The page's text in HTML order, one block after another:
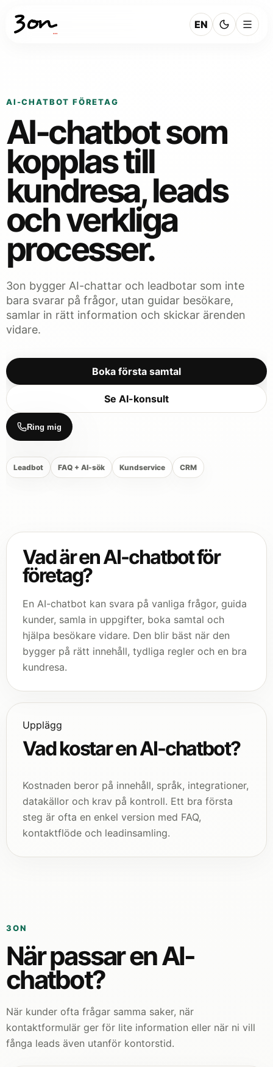
EN
AI-CHATBOT FÖRETAG
AI-chatbot som
kopplas till
kundresa, leads
och verkliga
processer.
3on bygger AI-chattar och leadbotar som inte
bara svarar på frågor, utan guidar besökare,
samlar in rätt information och skickar ärenden
vidare.
Boka första samtal
Se AI-konsult
Ring mig
Leadbot FAQ + AI-sök Kundservice CRM
Vad är en AI-chatbot för
företag?
En AI-chatbot kan svara på vanliga frågor, guida
kunder, samla in uppgifter, boka samtal och
hjälpa besökare vidare. Den blir bäst när den
bygger på rätt innehåll, tydliga regler och en bra
kundresa.
Upplägg
Vad kostar en AI-chatbot?
Kostnaden beror på innehåll, språk, integrationer,
datakällor och krav på kontroll. Ett bra första
steg är ofta en enkel version med FAQ,
kontaktflöde och leadinsamling.
3ON
När passar en AI-
chatbot?
När kunder ofta frågar samma saker, när
kontaktformulär ger för lite information eller när ni vill
fånga leads även utanför kontorstid.